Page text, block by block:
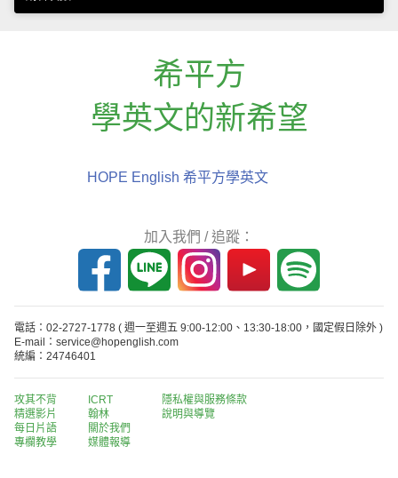
希平方
學英文的新希望
HOPE English 希平方學英文
加入我們 / 追蹤：
電話：02-2727-1778 ( 週一至週五 9:00-12:00、13:30-18:00，國定假日除外 )
E-mail：service@hopenglish.com
統編：24746401
攻其不背
精選影片
每日片語
專欄教學
ICRT
翰林
關於我們
媒體報導
隱私權與服務條款
說明與導覽